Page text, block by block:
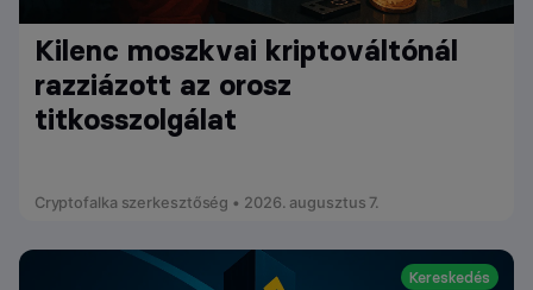
Kilenc moszkvai kriptováltónál
razziázott az orosz
titkosszolgálat
Cryptofalka szerkesztőség • 2026. augusztus 7.
Kereskedés